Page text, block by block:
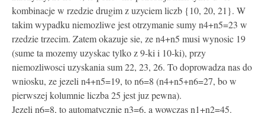
kombinacje w rzedzie drugim z uzyciem liczb {10, 20, 21}. W
takim wypadku niemozliwe jest otrzymanie sumy n4+n5=23 w
rzedzie trzecim. Zatem okazuje sie, ze n4+n5 musi wynosic 19
(sume ta mozemy uzyskac tylko z 9-ki i 10-ki), przy
niemozliwosci uzyskania sum 22, 23, 26. To doprowadza nas do
wniosku, ze jezeli n4+n5=19, to n6=8 (n4+n5+n6=27, bo w
pierwszej kolumnie liczba 25 jest juz pewna).
Jezeli n6=8, to automatycznie n3=6, a wowczas n1+n2=45.